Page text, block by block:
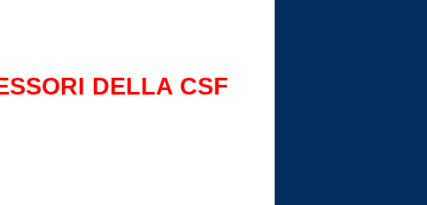
DELLA CSF